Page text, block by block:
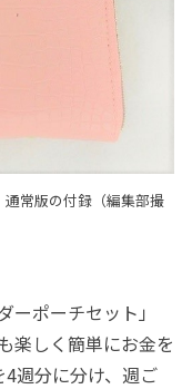
常版の付録（編集部撮
ポーチセット」
楽しく簡単にお金を
週分に分け、週ご